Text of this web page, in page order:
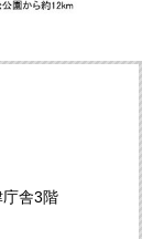
舎3階